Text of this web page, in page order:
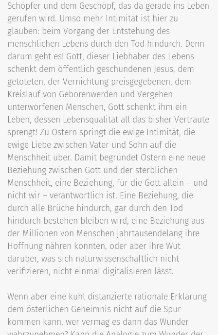
Schöpfer und dem Geschöpf, das da gerade ins Leben
gerufen wird. Umso mehr Intimität ist hier zu
glauben: beim Vorgang der Entstehung des
menschlichen Lebens durch den Tod hindurch. Denn
darum geht es! Gott, dieser Liebhaber des Lebens
schenkt dem öffentlich geschundenen Jesus, dem
getöteten, der Vernichtung preisgegebenen, dem
Kreislauf von Geborenwerden und Vergehen
unterworfenen Menschen, Gott schenkt ihm ein
Leben, dessen Lebensqualität all das bisher Vertraute
sprengt! Zu Ostern springt die ewige Intimität, die
ewige Liebe zwischen Vater und Sohn auf die
Menschheit über. Damit begründet Ostern eine neue
Beziehung zwischen Gott und der sterblichen
Menschheit, eine Beziehung, für die Gott allein – und
nicht wir – verantwortlich ist. Eine Beziehung, die
durch alle Brüche hindurch, gar durch den Tod
hindurch bestehen bleiben wird, eine Beziehung aus
der Millionen von Menschen jahrtausendelang ihre
Hoffnung nähren konnten, oder aber ihre Wut
darüber, was sich naturwissenschaftlich nicht
verifizieren, nicht einmal digitalisieren lässt.
Wenn aber eine kühl distanzierte rationale Erklärung
dem österlichen Geheimnis nicht auf die Spur
kommen kann, wer vermag es dann das Wunder